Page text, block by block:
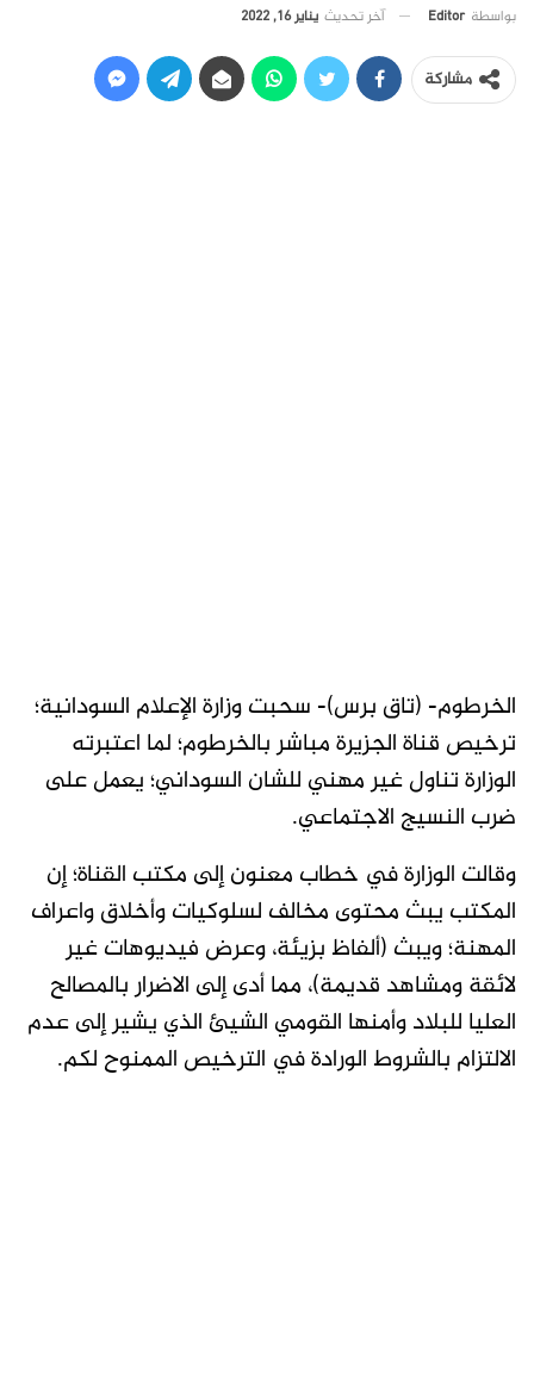
بواسطة Editor آخر تحديث يناير 16, 2022
مشاركة
الخرطوم- (تاق برس)- سحبت وزارة الإعلام السودانية؛
ترخيص قناة الجزيرة مباشر بالخرطوم؛ لما اعتبرته
الوزارة تناول غير مهني للشان السوداني؛ يعمل على
ضرب النسيج الاجتماعي.
وقالت الوزارة في خطاب معنون إلى مكتب القناة؛ إن
المكتب يبث محتوى مخالف لسلوكيات وأخلاق واعراف
المهنة؛ ويبث (ألفاظ بزيئة، وعرض فيديوهات غير
لائقة ومشاهد قديمة)، مما أدى إلى الاضرار بالمصالح
العليا للبلاد وأمنها القومي الشيئ الذي يشير إلى عدم
الالتزام بالشروط الورادة في الترخيص الممنوح لكم.